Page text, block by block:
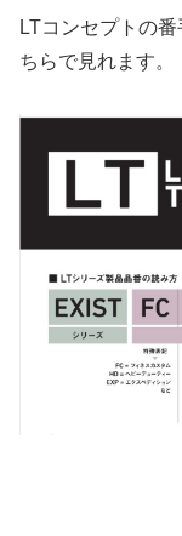
LTコンセプトの
ちらで見れます。